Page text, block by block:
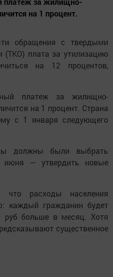
на 1 процент.
обращения с твердыми
плата за утилизацию
на 12 процентов,
платеж за жилищно-
на 1 процент. Страна
с 1 января следующего
должны были выбрать
июня — утвердить новые
что расходы населения
каждый гражданин будет
руб больше в месяц. Хотя
существенное